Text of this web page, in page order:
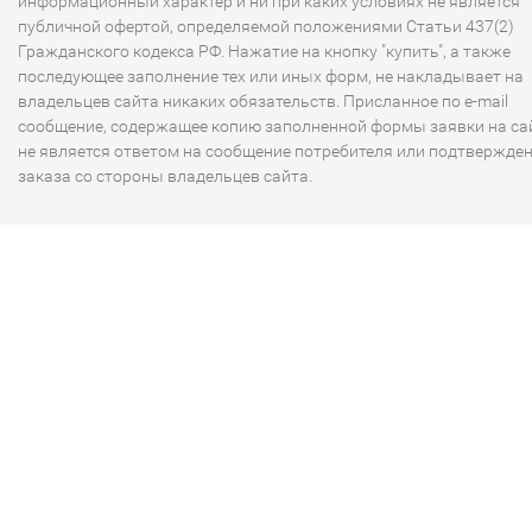
публичной офертой, определяемой положениями Статьи 437(2)
Гражданского кодекса РФ. Нажатие на кнопку "купить", а также
последующее заполнение тех или иных форм, не накладывает на
владельцев сайта никаких обязательств. Присланное по e-mail
сообщение, содержащее копию заполненной формы заявки на
не является ответом на сообщение потребителя или
заказа со стороны владельцев сайта.